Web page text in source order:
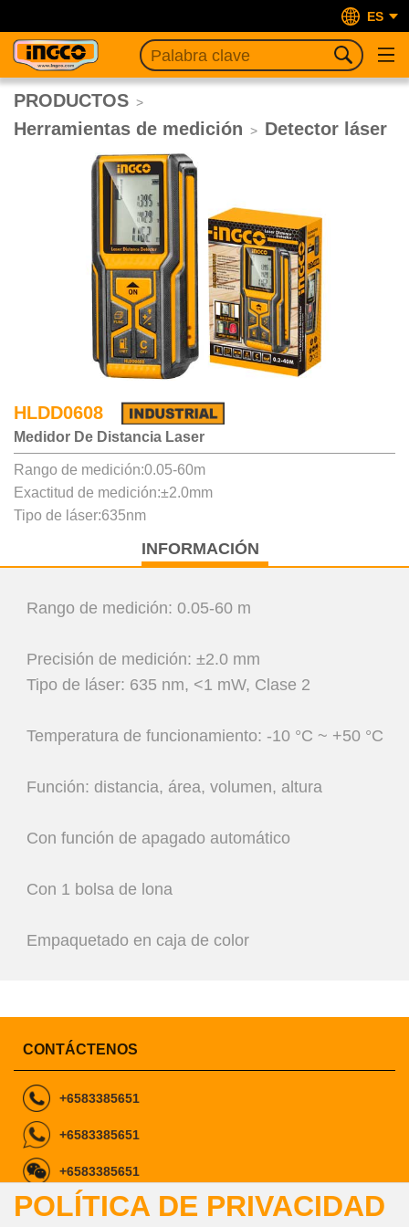
ES
PRODUCTOS >
Herramientas de medición > Detector láser
HLDD0608
Medidor De Distancia Laser
Rango de medición:0.05-60m
Exactitud de medición:±2.0mm
Tipo de láser:635nm
INFORMACIÓN
Rango de medición: 0.05-60 m
Precisión de medición: ±2.0 mm
Tipo de láser: 635 nm, <1 mW, Clase 2
Temperatura de funcionamiento: -10 °C ~ +50 °C
Función: distancia, área, volumen, altura
Con función de apagado automático
Con 1 bolsa de lona
Empaquetado en caja de color
CONTÁCTENOS
+6583385651
+6583385651
+6583385651
ingcomarketing@gmail.com
POLÍTICA DE PRIVACIDAD